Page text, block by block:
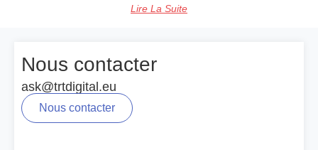
Lire La Suite
Nous contacter
ask@trtdigital.eu
Nous contacter